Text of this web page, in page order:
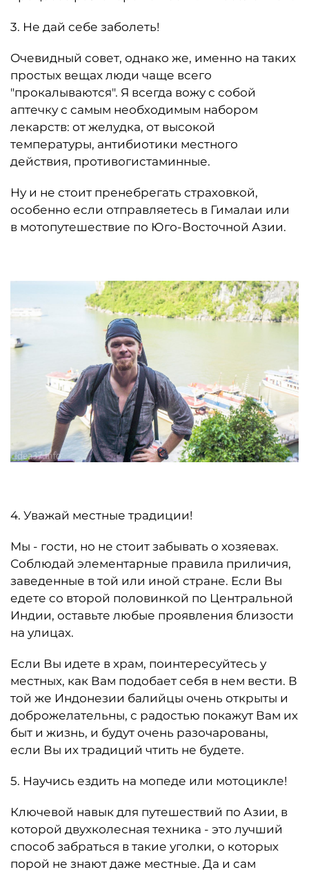
3. Не дай себе заболеть!
Очевидный совет, однако же, именно на таких
простых вещах люди чаще всего
"прокалываются". Я всегда вожу с собой
аптечку с самым необходимым набором
лекарств: от желудка, от высокой
температуры, антибиотики местного
действия, противогистаминные.
Ну и не стоит пренебрегать страховкой,
особенно если отправляетесь в Гималаи или
в мотопутешествие по Юго-Восточной Азии.
4. Уважай местные традиции!
Мы - гости, но не стоит забывать о хозяевах.
Соблюдай элементарные правила приличия,
заведенные в той или иной стране. Если Вы
едете со второй половинкой по Центральной
Индии, оставьте любые проявления близости
на улицах.
Если Вы идете в храм, поинтересуйтесь у
местных, как Вам подобает себя в нем вести. В
той же Индонезии балийцы очень открыты и
доброжелательны, с радостью покажут Вам их
быт и жизнь, и будут очень разочарованы,
если Вы их традиций чтить не будете.
5. Научись ездить на мопеде или мотоцикле!
Ключевой навык для путешествий по Азии, в
которой двухколесная техника - это лучший
способ забраться в такие уголки, о которых
порой не знают даже местные. Да и сам